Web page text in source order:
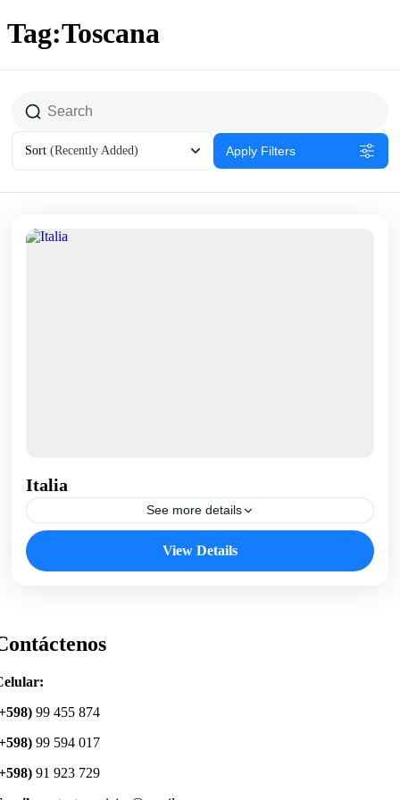
Tag:Toscana
Sort (Recently Added) Apply Filters
Italia
See more details
View Details
99 455 874
99 594 017
91 923 729